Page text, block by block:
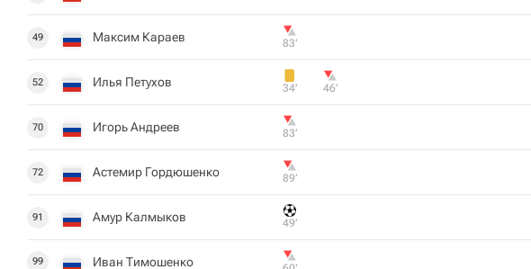
49 Максим Караев 83‎’‎
52 Илья Петухов 34‎’‎ 46‎’‎
70 Игорь Андреев 83‎’‎
72 Астемир Гордюшенко 89‎’‎
91 Амур Калмыков 49‎’‎
99 Иван Тимошенко